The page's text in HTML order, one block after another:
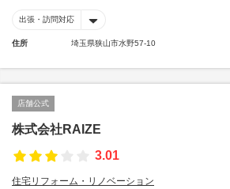
出張・訪問対応
住所 埼玉県狭山市水野57-10
店舗公式
株式会社RAIZE
3.01
住宅リフォーム・リノベーション